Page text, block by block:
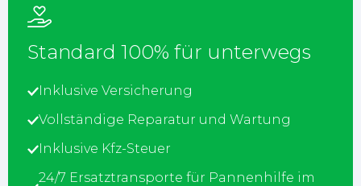
Standard 100% für unterwegs
Inklusive Versicherung
Vollständige Reparatur und Wartung
Inklusive Kfz-Steuer
24/7 Ersatztransporte für Pannenhilfe im